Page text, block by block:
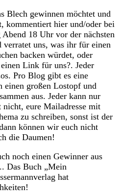
Blech gewinnen möchtet und
kommentiert hier und/oder bei
18 Uhr vor der nächsten
verratet uns, was ihr für einen
backen würdet, oder
Link für uns?. Jeder
Pro Blog gibt es eine
großen Lostopf und
aus. Jeder kann nur
nicht, eure Mailadresse mit
zu schreiben, sonst ist der
können wir euch nicht
die Daumen!
noch einen Gewinner aus
Das Buch „Mein
hat